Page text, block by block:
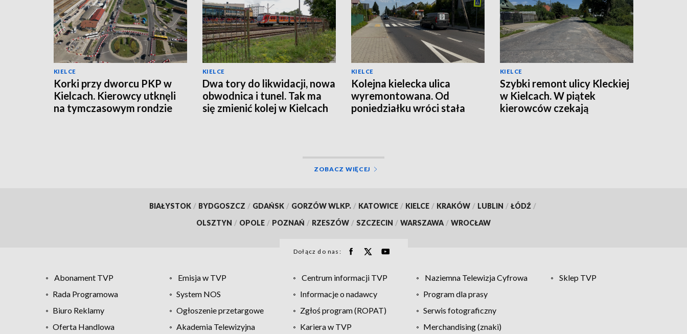
KIELCE
Korki przy dworcu PKP w
Kielcach. Kierowcy utknęli
na tymczasowym rondzie
KIELCE
Dwa tory do likwidacji, nowa
obwodnica i tunel. Tak ma
się zmienić kolej w Kielcach
KIELCE
Kolejna kielecka ulica
wyremontowana. Od
poniedziałku wróci stała
KIELCE
Szybki remont ulicy Kleckiej
w Kielcach. W piątek
kierowców czekają
ZOBACZ WIĘCEJ
BIAŁYSTOK / BYDGOSZCZ / GDAŃSK / GORZÓW WLKP. / KATOWICE / KIELCE / KRAKÓW / LUBLIN / ŁÓDŹ /
OLSZTYN / OPOLE / POZNAŃ / RZESZÓW / SZCZECIN / WARSZAWA / WROCŁAW
Dołącz do nas:
Abonament TVP Emisja w TVP Centrum informacji TVP Naziemna Telewizja Cyfrowa
Sklep TVP
Rada Programowa
System NOS Informacje o nadawcy
Program dla prasy
Biuro Reklamy
Ogłoszenie przetargowe Zgłoś program (ROPAT)
Serwis fotograficzny
Oferta Handlowa
Akademia Telewizyjna Kariera w TVP Merchandising (znaki)